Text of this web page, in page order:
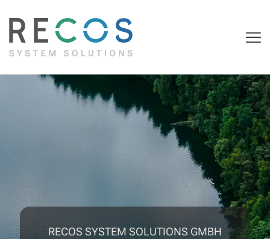
RECOS SYSTEM SOLUTIONS GMBH